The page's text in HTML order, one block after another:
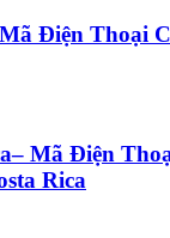
Điện Thoại
Mã Điện
Rica